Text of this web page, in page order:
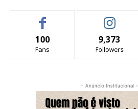
100
Fans
9,373
Followers
- Anúncio Institucional -